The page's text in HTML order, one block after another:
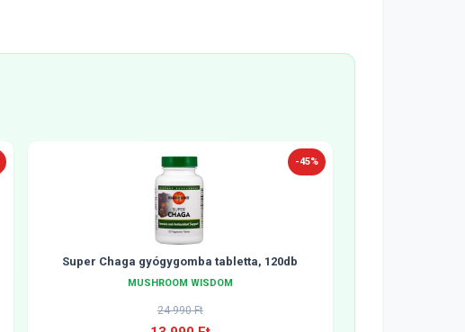
-45%
Super Chaga gyógygomba tabletta, 120db
MUSHROOM WISDOM
24 990 Ft